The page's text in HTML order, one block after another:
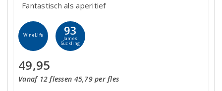
Fantastisch als aperitief
WineLife 93
James
Suckling
49,95
Vanaf 12 flessen 45,79 per fles